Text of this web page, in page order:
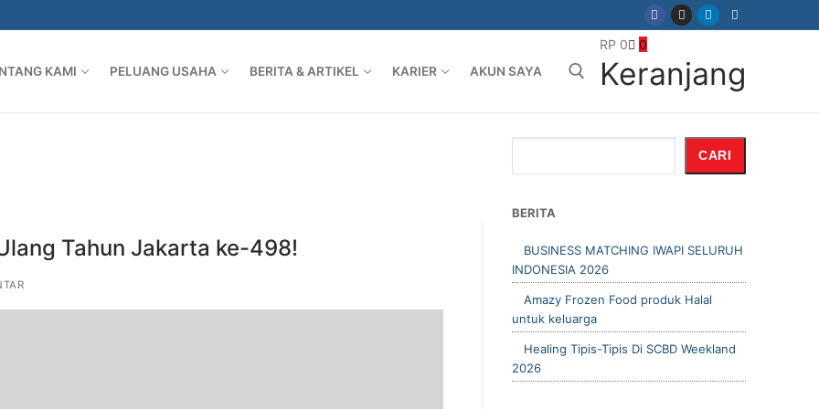
KAMI PELUANG USAHA BERITA & ARTIKEL KARIER AKUN SAYA
RP 0 0
Keranjang
Tahun Jakarta ke-498!
CARI
BERITA
BUSINESS MATCHING IWAPI SELURUH
INDONESIA 2026
Amazy Frozen Food produk Halal
untuk keluarga
Healing Tipis-Tipis Di SCBD Weekland
2026